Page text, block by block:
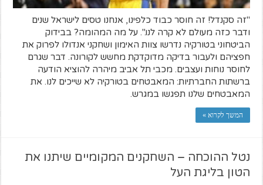
"זה סקנדל! זה חוסר כבוד כלפינו, אנחנו טסים לישראל שנים
ודבר כזה מעולם לא קרה לנו.". על מה המהומה? בבידוק
הביטחוני בטורקיה נדרשו צוות האימון ושחקני אנדולו לפרוק את
חפציהם ולעבור בדיקה מדוקדקת מחשש לקורונה. דבר שגרם
לחוסר נוחות ועצבים. מכבי תל אביב מיהרה להוציא הודעה
ברשתות החברתיות: המאבטחים בטורקיה לא שייכים לנו. את
המאבטחים שלנו תפגשו במגרש.
המשך לקרוא »
נטל ההוכחה – השחקנים המקומיים שיתנו את
הטון בליגת העל